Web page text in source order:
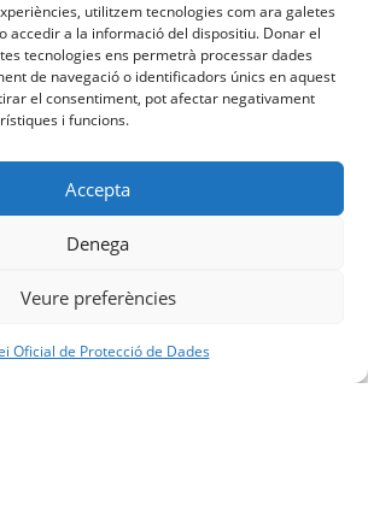
utilitzem tecnologies com ara galetes
accedir a la informació del dispositiu. Donar el
tecnologies ens permetrà processar dades
de navegació o identificadors únics en aquest
el consentiment, pot afectar negativament
i funcions.
Accepta
Denega
Veure preferències
Oficial de Protecció de Dades
de 20
Psicomotricitat en família de 20
mesos a 3 anys a Xantala